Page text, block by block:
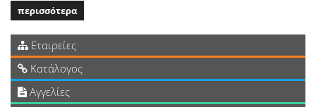
περισσότερα
Εταιρείες
Κατάλογος
Αγγελίες